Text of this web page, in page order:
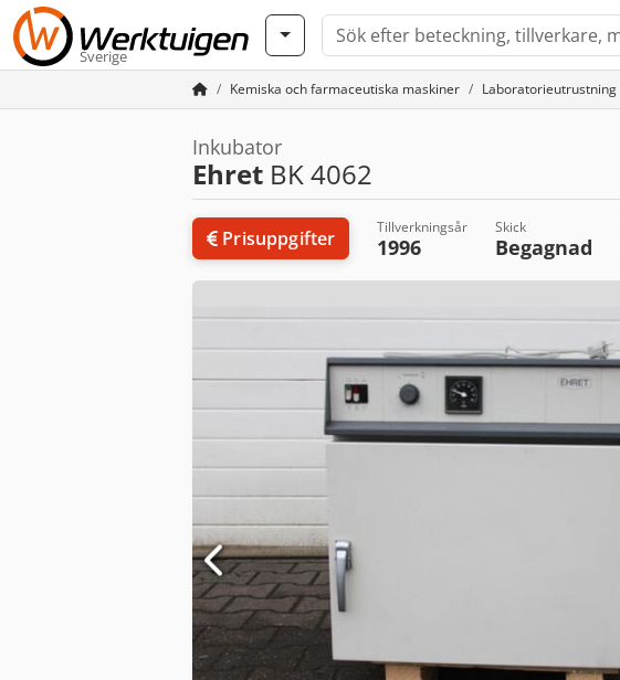
Sverige
Kemiska och farmaceutiska maskiner Laboratorieutrustning
Inkubator
Ehret BK 4062
Prisuppgifter Tillverkningsår
1996
Skick
Begagnad